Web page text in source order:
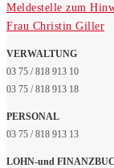
Meldestelle zum
Frau Christin Giller
VERWALTUNG
03 75 / 818 913 10
03 75 / 818 913 18
PERSONAL
03 75 / 818 913 13
LOHN-und